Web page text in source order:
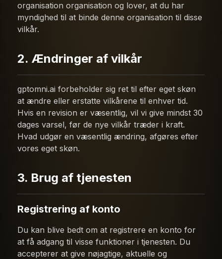
organisation organisation og lover, at du har
myndighed til at binde denne organisation til disse
vilkår.
2. Ændringer af vilkår
gptomni.ai forbeholder sig ret til efter eget skøn
at ændre eller erstatte vilkårene til enhver tid.
Hvis en revision er væsentlig, vil vi give mindst 30
dages varsel, før de nye vilkår træder i kraft.
Hvad udgør en væsentlig ændring, afgøres efter
vores eget skøn.
3. Brug af tjenesten
Registrering af konto
Du kan blive bedt om at registrere en konto for
at få adgang til visse funktioner i tjenesten. Du
accepterer at give nøjagtige, aktuelle og